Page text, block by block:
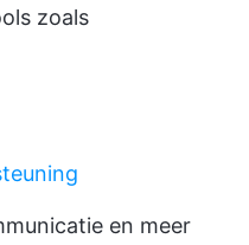
zoals
en meer